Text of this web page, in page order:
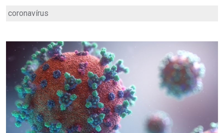
coronavírus